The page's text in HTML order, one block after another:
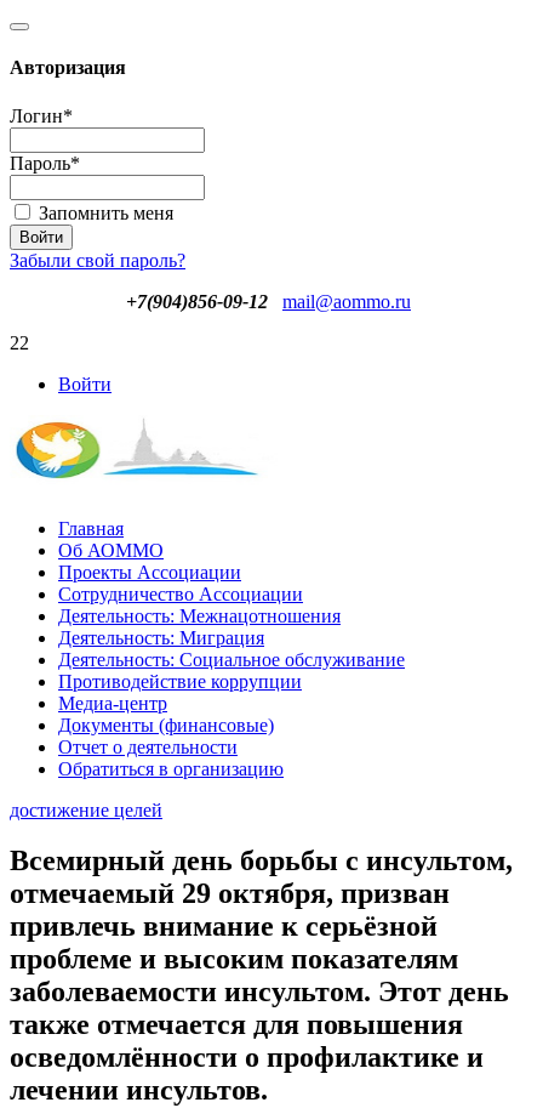
Авторизация
Логин*
Пароль*
Запомнить меня
Забыли свой пароль?
+7(904)856-09-12
mail@aommo.ru
22
Войти
Главная
Об АОММО
Проекты Ассоциации
Сотрудничество Ассоциации
Деятельность: Межнацотношения
Деятельность: Миграция
Деятельность: Социальное обслуживание
Противодействие коррупции
Медиа-центр
Документы (финансовые)
Отчет о деятельности
Обратиться в организацию
достижение целей
Всемирный день борьбы с инсультом,
отмечаемый 29 октября, призван
привлечь внимание к серьёзной
проблеме и высоким показателям
заболеваемости инсультом. Этот день
также отмечается для повышения
осведомлённости о профилактике и
лечении инсультов.